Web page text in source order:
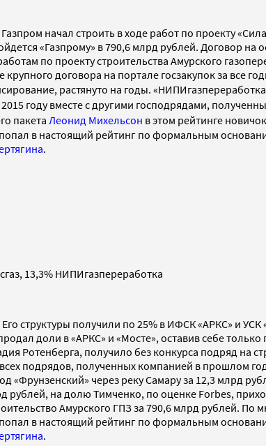
начал строить в ходе работ по проекту
«Газпрому» в 790,6 млрд рублей. Договор на
по проекту строительства Амурского
договора на портале госзакупок за все
растянуто на годы.
году вместе с другими господрядами,
пакета Леонид Михельсон в этом рейтинге
в настоящий рейтинг по формальным
.
13,3% НИПИгазпереработка
структуры получили по 25% в ИФСК «АРКС» и УСК
доли в «АРКС» и «Мосте», оставив себе только
Ротенберга, получило без конкурса подряд на
подрядов, полученных компанией в прошлом
«Фрунзенский» через реку Самару за 12,3 млрд
на долю Тимченко, по оценке Forbes,
Амурского ГПЗ за 790,6 млрд рублей. По
в настоящий рейтинг по формальным
.